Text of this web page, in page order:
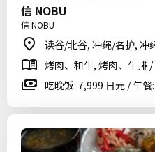
信 NOBU
信 NOBU
读谷/北谷, 冲绳/名护, 冲
烤肉、和牛, 烤肉、牛排
吃晚饭: 7,999 日元 / 午